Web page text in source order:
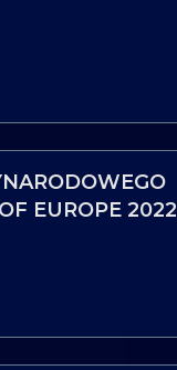
EUROPE 2022